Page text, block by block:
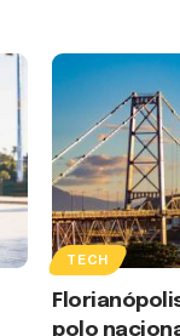
TECH
polo